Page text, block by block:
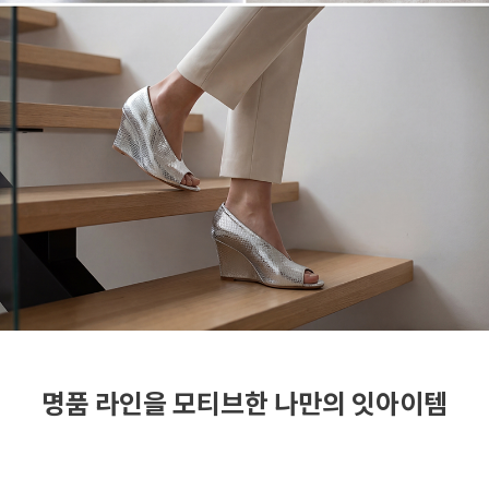
명품 라인을 모티브한 나만의 잇아이템